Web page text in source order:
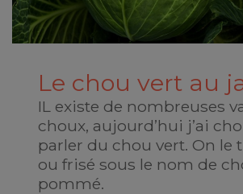
Le chou vert au
IL existe de nombreuses
choux, aujourd’hui j’ai
parler du chou vert. On le
ou frisé sous le nom de
pommé.